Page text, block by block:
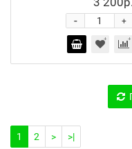
+
-
1 2 > >|